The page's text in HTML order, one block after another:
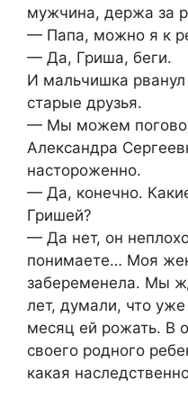
мужчина, держа за
— Папа, можно я к
— Да, Гриша, беги.
И мальчишка рванул
старые друзья.
— Мы можем
Александра
настороженно.
— Да, конечно.
Гришей?
— Да нет, он
понимаете… Моя
забеременела. Мы
лет, думали, что
месяц ей рожать. В
своего родного
какая